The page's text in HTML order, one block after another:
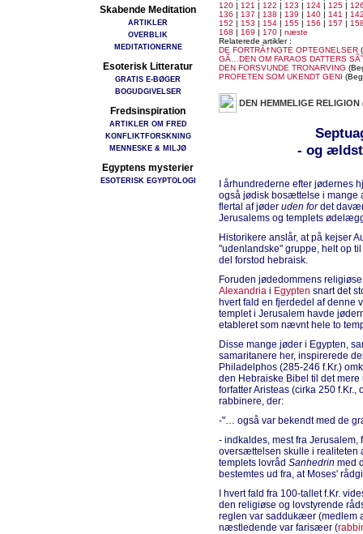
Skabende Meditation
ARTIKLER
OVERBLIK
MEDITATIONERNE
Esoterisk Litteratur
GRATIS E-BØGER
BOGUDGIVELSER
Fredsinspiration
ARTIKLER OM FRED
KONFLIKTFORSKNING
MENNESKE & MILJØ
Egyptens mysterier
ESOTERISK EGYPTOLOGI
120 | 121 | 122 | 123 | 124 | 125 |
136 | 137 | 138 | 139 | 140 | 141 |
152 | 153 | 154 | 155 | 156 | 157 |
168 | 169 | 170 | næste
Relaterede artikler :
DE FORTRÃ†NGTE OPTEGNELSER
GÃ…DEN OM FARAOS DATTERS
DEN FORSVUNDE TRONARVING
PROFETEN SOM UKENDT GENI
DEN HEMMELIGE RELIGION
- og
I århundrederne efter jødernes
også jødisk bosættelse i mange
flertal af jøder uden fordet
Jerusalems og templets
Historikere anslår, at på kejser
"udenlandske" gruppe, helt op
del forstod hebraisk.
Foruden jødedommens
Alexandria i Egypten snart det
hvert fald en fjerdedel af denne
templet i Jerusalem havde
etableret som nævnt hele to
Disse mange jøder i Egypten,
samaritanere her, inspirerede
Philadelphos (285-246 f.Kr.)
den Hebraiske Bibel til det
forfatter Aristeas (cirka 250
rabbinere, der:
-"… også var bekendt med de
- indkaldes, mest fra
oversættelsen skulle i realiteten
templets lovråd Sanhedrin med
bestemtes ud fra, at Moses'
I hvert fald fra 100-tallet f.Kr.
den religiøse og lovstyrende
reglen var saddukæer (medlem
næstledende var farisæer (